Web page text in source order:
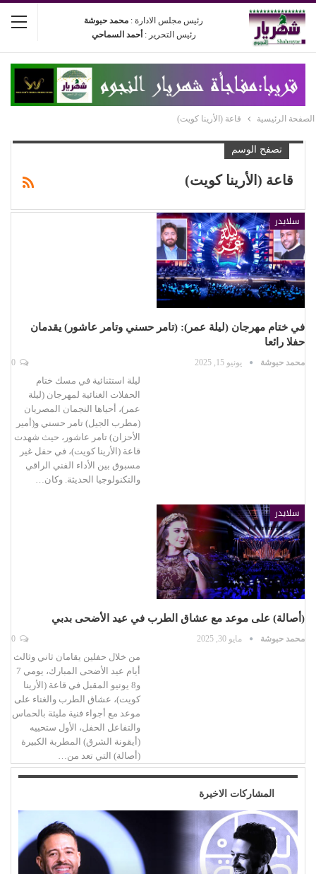
رئيس مجلس الادارة : محمد حبوشة
رئيس التحرير : أحمد السماحي
الصفحة الرئيسية قاعة (الأرينا كويت)
تصفح الوسم
قاعة (الأرينا كويت)
سلايدر
في ختام مهرجان (ليلة عمر): (تامر حسني وتامر عاشور) يقدمان
حفلا رائعا
محمد حبوشة يونيو 15, 2025
ليلة استثنائية في مسك ختام
الحفلات الغنائية لمهرجان (ليلة
عمر)، أحياها النجمان المصريان
(مطرب الجيل) تامر حسني و(أمير
الأحزان) تامر عاشور، حيث شهدت
قاعة (الأرينا كويت)، في حفل غير
مسبوق بين الأداء الفني الراقي
والتكنولوجيا الحديثة. وكان…
سلايدر
(أصالة) على موعد مع عشاق الطرب في عيد الأضحى بدبي
محمد حبوشة مايو 30, 2025
من خلال حفلين يقامان ثاني وثالث
أيام عيد الأضحى المبارك، يومي 7
و8 يونيو المقبل في قاعة (الأرينا
كويت)، عشاق الطرب والغناء على
موعد مع أجواء فنية مليئة بالحماس
والتفاعل الحفل، الأول ستحييه
(أيقونة الشرق) المطربة الكبيرة
(أصالة) التي تعد من…
المشاركات الاخيرة